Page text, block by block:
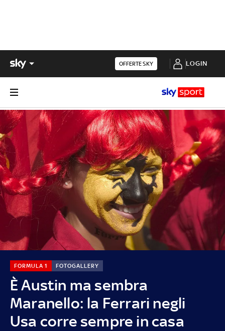
OFFERTE SKY LOGIN
È Austin ma sembra
Maranello: la Ferrari negli
Usa corre sempre in casa
FORMULA 1 FOTOGALLERY